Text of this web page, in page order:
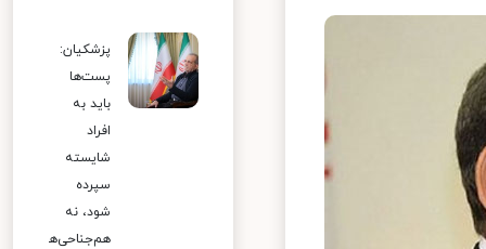
پزشکیان:
پست‌ها
باید به
افراد
شایسته
سپرده
شود، نه
هم‌جناحی‌ه